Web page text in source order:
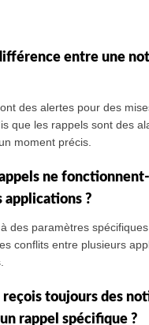
entre une
des alertes pour des
que les rappels sont des
moment précis.
ne
applications ?
des paramètres
conflits entre plusieurs
toujours des
rappel spécifique ?